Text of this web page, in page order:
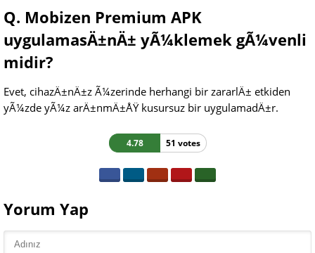
Q. Mobizen Premium APK
uygulamasÄ±nÄ± yÃ¼klemek gÃ¼venli
midir?
Evet, cihazÄ±nÄ±z Ã¼zerinde herhangi bir zararlÄ± etkiden
yÃ¼zde yÃ¼z arÄ±nmÄ±ÅŸ kusursuz bir uygulamadÄ±r.
4.78 51 votes
Yorum Yap